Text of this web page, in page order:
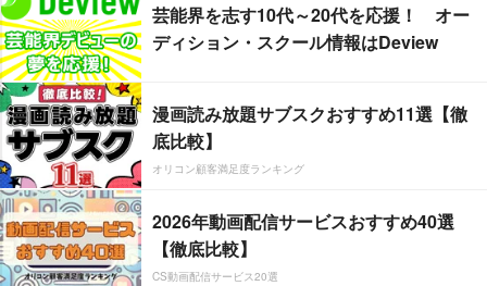
芸能界を志す10代～20代を応援！ オー
ディション・スクール情報はDeview
漫画読み放題サブスクおすすめ11選【徹
底比較】
オリコン顧客満足度ランキング
2026年動画配信サービスおすすめ40選
【徹底比較】
CS動画配信サービス20選